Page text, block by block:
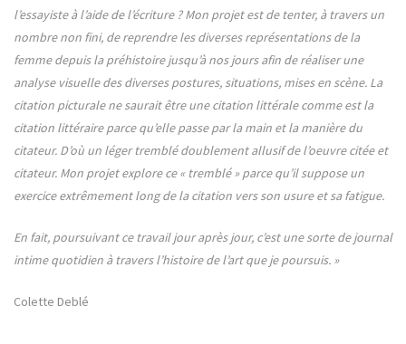
l’essayiste à l’aide de l’écriture ? Mon projet est de tenter, à travers un
nombre non fini, de reprendre les diverses représentations de la
femme depuis la préhistoire jusqu’à nos jours afin de réaliser une
analyse visuelle des diverses postures, situations, mises en scène. La
citation picturale ne saurait être une citation littérale comme est la
citation littéraire parce qu’elle passe par la main et la manière du
citateur. D’où un léger tremblé doublement allusif de l’oeuvre citée et
citateur. Mon projet explore ce « tremblé » parce qu’il suppose un
exercice extrêmement long de la citation vers son usure et sa fatigue.
En fait, poursuivant ce travail jour après jour, c’est une sorte de journal
intime quotidien à travers l’histoire de l’art que je poursuis. »
Colette Deblé